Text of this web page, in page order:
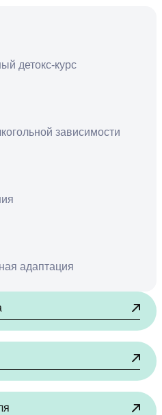
детокс-курс
зависимости
адаптация